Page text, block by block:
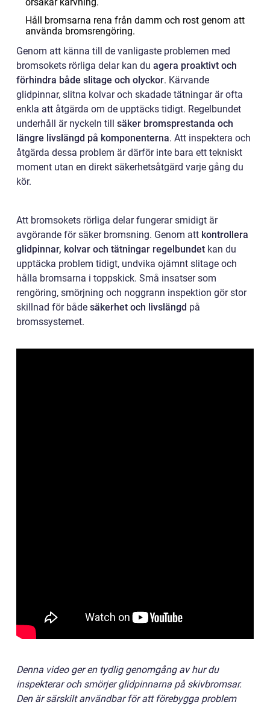
Håll bromsarna rena från damm och rost genom att
använda bromsrengöring.
Genom att känna till de vanligaste problemen med
bromsokets rörliga delar kan du agera proaktivt och
förhindra både slitage och olyckor. Kärvande
glidpinnar, slitna kolvar och skadade tätningar är ofta
enkla att åtgärda om de upptäcks tidigt. Regelbundet
underhåll är nyckeln till säker bromsprestanda och
längre livslängd på komponenterna. Att inspektera och
åtgärda dessa problem är därför inte bara ett tekniskt
moment utan en direkt säkerhetsåtgärd varje gång du
kör.
Att bromsokets rörliga delar fungerar smidigt är
avgörande för säker bromsning. Genom att kontrollera
glidpinnar, kolvar och tätningar regelbundet kan du
upptäcka problem tidigt, undvika ojämnt slitage och
hålla bromsarna i toppskick. Små insatser som
rengöring, smörjning och noggrann inspektion gör stor
skillnad för både säkerhet och livslängd på
bromssystemet.
Denna video ger en tydlig genomgång av hur du
inspekterar och smörjer glidpinnarna på skivbromsar.
Den är särskilt användbar för att förebygga problem